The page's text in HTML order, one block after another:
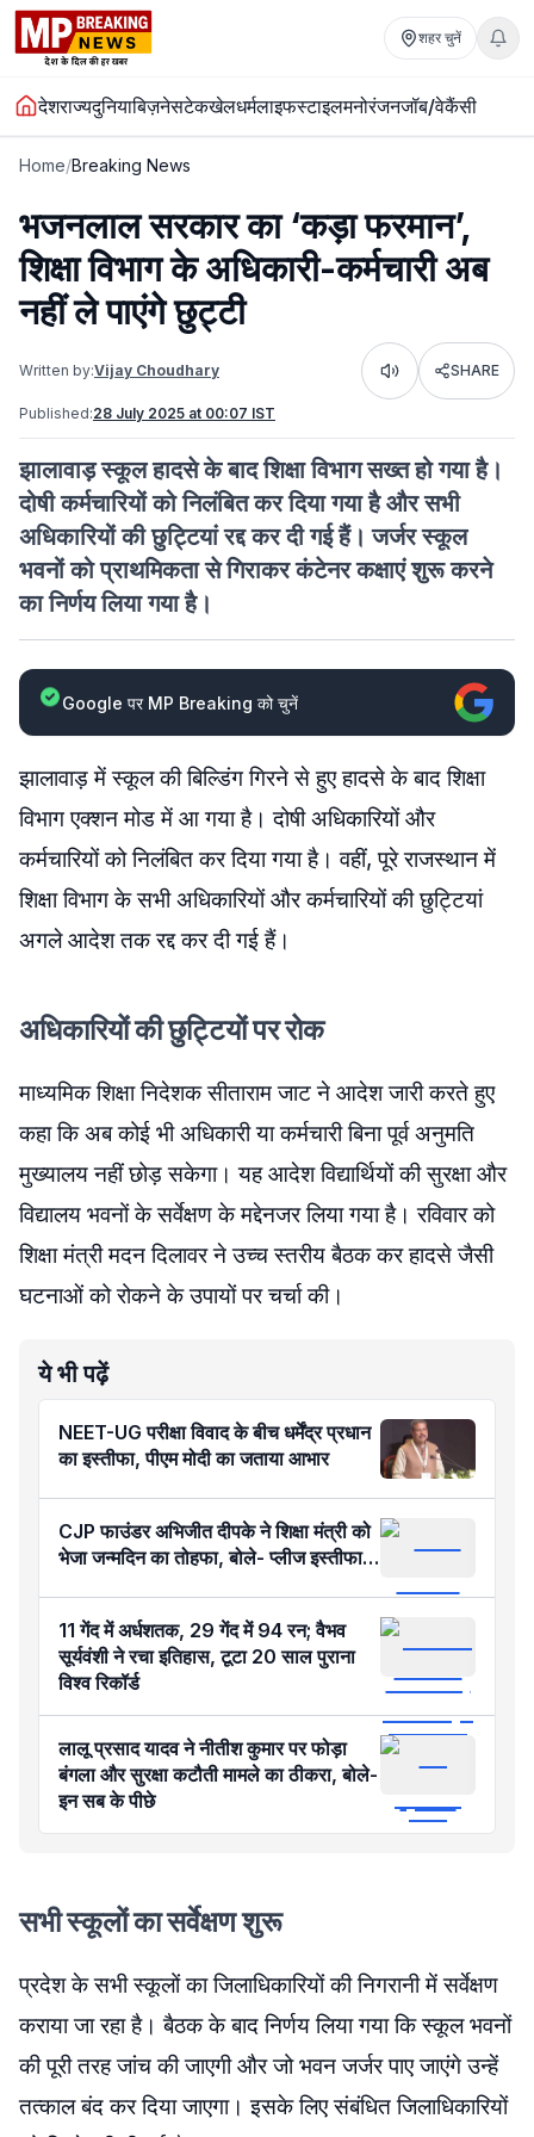
शहर चुनें
देशराज्यदुनियाबिज़नेसटेकखेलधर्मलाइफस्टाइलमनोरंजनजॉब/वेकैंसी
Home/Breaking News
भजनलाल सरकार का ‘कड़ा फरमान’,
शिक्षा विभाग के अधिकारी-कर्मचारी अब
नहीं ले पाएंगे छुट्टी
Written by:Vijay Choudhary Listen SHARE
Published:28 July 2025 at 00:07 IST
झालावाड़ स्कूल हादसे के बाद शिक्षा विभाग सख्त हो गया है।
दोषी कर्मचारियों को निलंबित कर दिया गया है और सभी
अधिकारियों की छुट्टियां रद्द कर दी गई हैं। जर्जर स्कूल
भवनों को प्राथमिकता से गिराकर कंटेनर कक्षाएं शुरू करने
का निर्णय लिया गया है।
Google पर MP Breaking को चुनें
झालावाड़ में स्कूल की बिल्डिंग गिरने से हुए हादसे के बाद शिक्षा
विभाग एक्शन मोड में आ गया है। दोषी अधिकारियों और
कर्मचारियों को निलंबित कर दिया गया है। वहीं, पूरे राजस्थान में
शिक्षा विभाग के सभी अधिकारियों और कर्मचारियों की छुट्टियां
अगले आदेश तक रद्द कर दी गई हैं।
अधिकारियों की छुट्टियों पर रोक
माध्यमिक शिक्षा निदेशक सीताराम जाट ने आदेश जारी करते हुए
कहा कि अब कोई भी अधिकारी या कर्मचारी बिना पूर्व अनुमति
मुख्यालय नहीं छोड़ सकेगा। यह आदेश विद्यार्थियों की सुरक्षा और
विद्यालय भवनों के सर्वेक्षण के मद्देनजर लिया गया है। रविवार को
शिक्षा मंत्री मदन दिलावर ने उच्च स्तरीय बैठक कर हादसे जैसी
घटनाओं को रोकने के उपायों पर चर्चा की।
ये भी पढ़ें
NEET-UG परीक्षा विवाद के बीच धर्मेंद्र प्रधान
का इस्तीफा, पीएम मोदी का जताया आभार
CJP फाउंडर अभिजीत दीपके ने शिक्षा मंत्री को
भेजा जन्मदिन का तोहफा, बोले- प्लीज इस्तीफा…
11 गेंद में अर्धशतक, 29 गेंद में 94 रन; वैभव
सूर्यवंशी ने रचा इतिहास, टूटा 20 साल पुराना
विश्व रिकॉर्ड
लालू प्रसाद यादव ने नीतीश कुमार पर फोड़ा
बंगला और सुरक्षा कटौती मामले का ठीकरा, बोले-
इन सब के पीछे
सभी स्कूलों का सर्वेक्षण शुरू
प्रदेश के सभी स्कूलों का जिलाधिकारियों की निगरानी में सर्वेक्षण
कराया जा रहा है। बैठक के बाद निर्णय लिया गया कि स्कूल भवनों
की पूरी तरह जांच की जाएगी और जो भवन जर्जर पाए जाएंगे उन्हें
तत्काल बंद कर दिया जाएगा। इसके लिए संबंधित जिलाधिकारियों